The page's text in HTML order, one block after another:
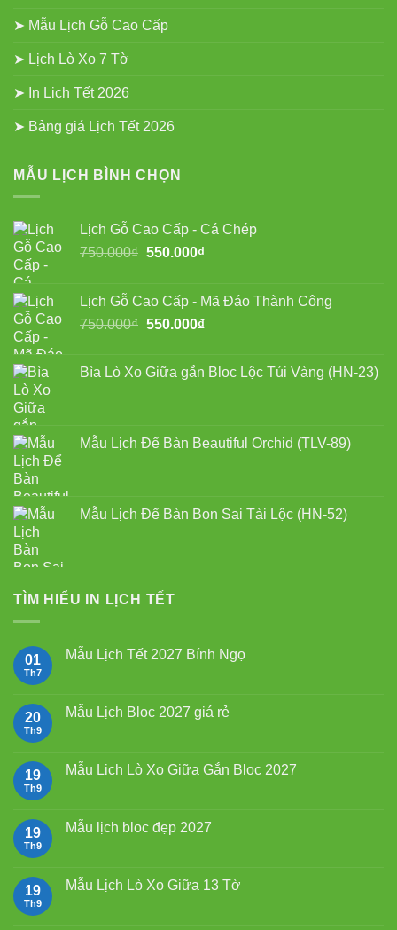
➤ Mẫu Lịch Gỗ Cao Cấp
➤ Lịch Lò Xo 7 Tờ
➤ In Lịch Tết 2026
➤ Bảng giá Lịch Tết 2026
MẪU LỊCH BÌNH CHỌN
Lịch Gỗ Cao Cấp - Cá Chép
750.000₫ Giá
750.000₫.
550.000₫Giá
là:
550.000₫.
Lịch Gỗ Cao Cấp - Mã Đáo Thành Công
750.000₫ Giá
750.000₫.
550.000₫Giá
là:
Bìa Lò Xo Giữa gắn Bloc Lộc Túi Vàng (HN-23)
Mẫu Lịch Để Bàn Beautiful Orchid (TLV-89)
Mẫu Lịch Để Bàn Bon Sai Tài Lộc (HN-52)
TÌM HIỂU IN LỊCH TẾT
01
Th7
Mẫu Lịch Tết 2027 Bính Ngọ
luận
ở
2027
Bính
20
Th9
Mẫu Lịch Bloc 2027 giá rẻ
luận
ở
2027
giá
19
Th9
Mẫu Lịch Lò Xo Giữa Gắn Bloc 2027
luận
ở
Xo
Giữa
19
Th9
Mẫu lịch bloc đẹp 2027
luận
ở
19
Th9
Mẫu Lịch Lò Xo Giữa 13 Tờ